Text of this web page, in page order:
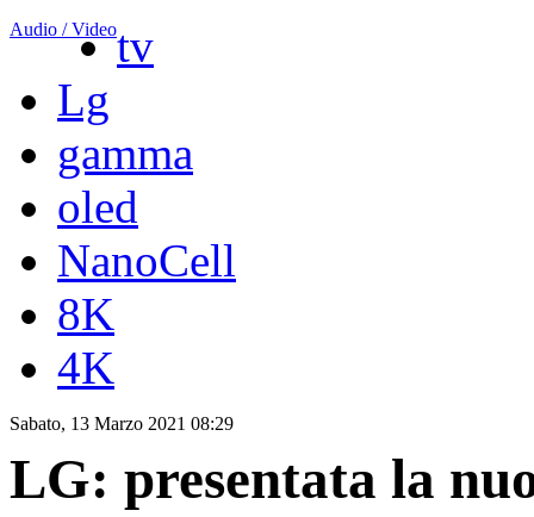
Audio / Videotv
Lg
gamma
oled
NanoCell
8K
4K
Sabato, 13 Marzo 2021 08:29
LG: presentata la